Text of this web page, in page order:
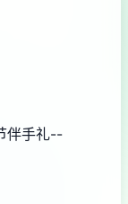
伴手礼--